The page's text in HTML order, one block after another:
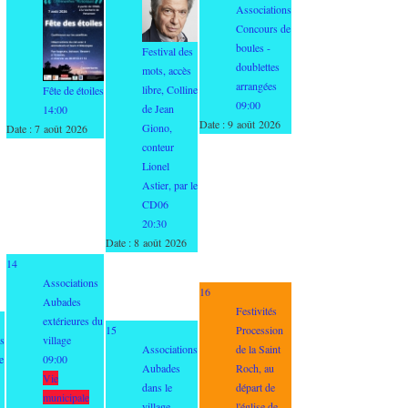
Fête de étoiles
14:00
Date :7 août 2026
Festival des
mots, accès
libre, Colline
de Jean
Giono,
conteur
Lionel
Astier, par le
CD06
20:30
Date :8 août 2026
Associations
Concours de
boules -
doublettes
arrangées
09:00
Date :9 août 2026
14
Associations
Aubades
extérieures du
village
09:00
Vie
municipale
15
Associations
Aubades
dans le
16
Festivités
Procession
de la Saint
Roch, au
départ de